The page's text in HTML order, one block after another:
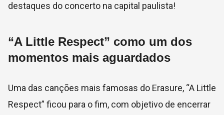
destaques do concerto na capital paulista!
“A Little Respect” como um dos
momentos mais aguardados
Uma das canções mais famosas do Erasure, “A Little
Respect” ficou para o fim, com objetivo de encerrar